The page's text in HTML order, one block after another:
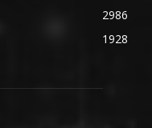
2986
1928